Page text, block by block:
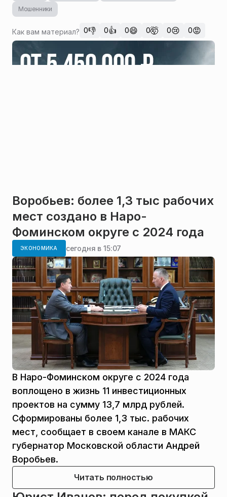
Мошенники
Как вам материал? 0👎 0👍 0😄 0🤯 0😢 0😡
Воробьев: более 1,3 тыс рабочих
мест создано в Наро-
Фоминском округе с 2024 года
ЭКОНОМИКА сегодня в 15:07
В Наро-Фоминском округе с 2024 года
воплощено в жизнь 11 инвестиционных
проектов на сумму 13,7 млрд рублей.
Сформированы более 1,3 тыс. рабочих
мест, сообщает в своем канале в МАКС
губернатор Московской области Андрей
Воробьев.
Читать полностью